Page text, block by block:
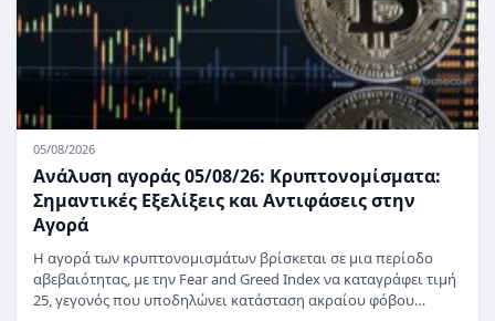
05/08/2026
Ανάλυση αγοράς 05/08/26: Κρυπτονομίσματα:
Σημαντικές Εξελίξεις και Αντιφάσεις στην
Αγορά
Η αγορά των κρυπτονομισμάτων βρίσκεται σε μια περίοδο
αβεβαιότητας, με την Fear and Greed Index να καταγράφει τιμή
25, γεγονός που υποδηλώνει κατάσταση ακραίου φόβου…